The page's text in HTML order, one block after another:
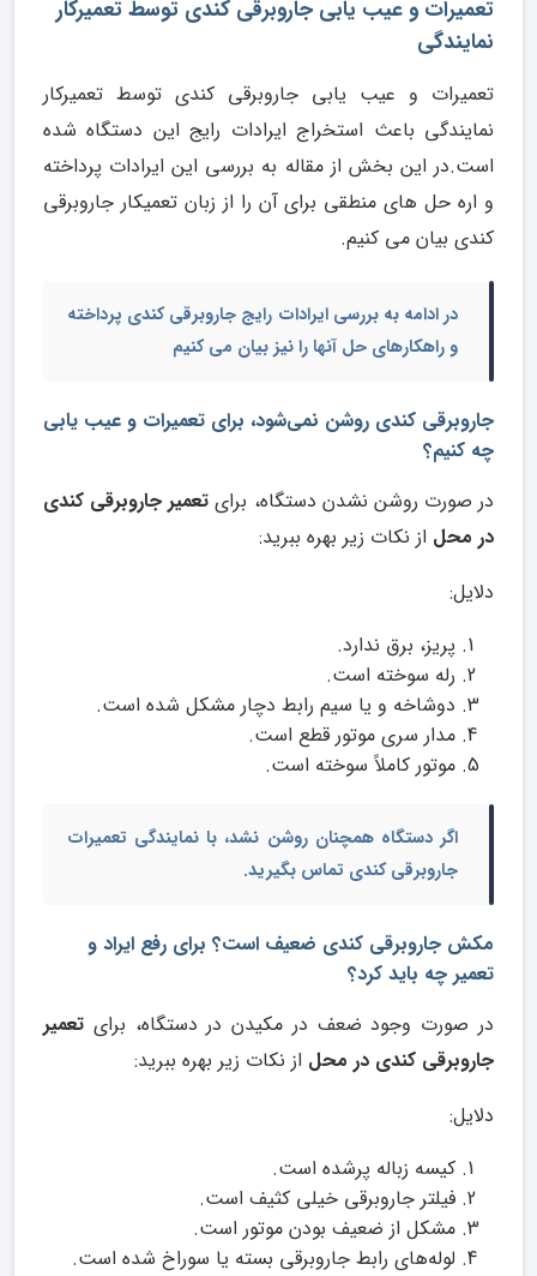
تعمیرات و عیب یابی جاروبرقی کندی توسط تعمیرکار
نمایندگی
تعمیرات و عیب یابی جاروبرقی کندی توسط تعمیرکار
نمایندگی باعث استخراج ایرادات رایج این دستگاه شده
است.در این بخش از مقاله به بررسی این ایرادات پرداخته
و اره حل های منطقی برای آن را از زبان تعمیکار جاروبرقی
کندی بیان می کنیم.
در ادامه به بررسی ایرادات رایج جاروبرقی کندی پرداخته
و راهکارهای حل آنها را نیز بیان می کنیم
جاروبرقی کندی روشن نمی‌شود، برای تعمیرات و عیب یابی
چه کنیم؟
در صورت روشن نشدن دستگاه، برای تعمیر جاروبرقی کندی
در محل از نکات زیر بهره ببرید:
دلایل:
پریز، برق ندارد.
رله سوخته است.
دوشاخه و یا سیم رابط دچار مشکل شده است.
مدار سری موتور قطع است.
موتور کاملاً سوخته است.
اگر دستگاه همچنان روشن نشد، با نمایندگی تعمیرات
جارو‌برقی کندی تماس بگیرید.
مکش جاروبرقی کندی ضعیف است؟ برای رفع ایراد و
تعمیر چه باید کرد؟
در صورت وجود ضعف در مکیدن در دستگاه، برای تعمیر
جاروبرقی کندی در محل از نکات زیر بهره ببرید:
دلایل:
کیسه زباله پرشده است.
فیلتر جاروبرقی خیلی کثیف است.
مشکل از ضعیف بودن موتور است.
لوله‌های رابط جاروبرقی بسته یا سوراخ شده است.